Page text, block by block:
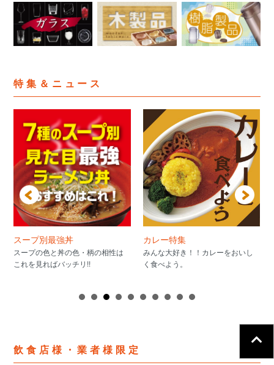
特集＆ニュース
スープ別最強丼
スープの色と丼の色・柄の相性は
これを見ればバッチリ!!
カレー特集
みんな大好き！！カレーをおいし
く食べよう。
飲食店様・業者様限定